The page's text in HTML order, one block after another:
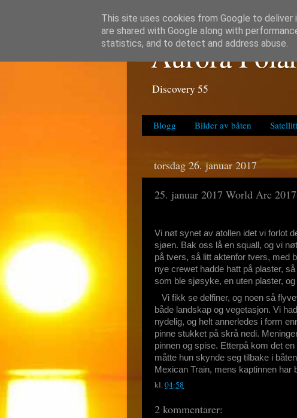
Aurora
Discovery 55
Blogg Bilder av båten
torsdag 26. januar 2017
25. januar 2017 World Arc
Vi nøt synet av atollen idet vi forlot
sjøen. Bak oss lå en squall, og vi
på tvers, så litt aktenfor tvers, med
nye crewet hadde hatt på plaster,
som ble sjøsyke, en uten plaster, og
Vi fikk se delfiner, og noen så
både landskap og vegetasjon. Vi
nydelig, og helt annerledes i form
pinne stukket på skrå nedi.
pinnen og spise. Etterpå kom det
måtte hun skynde seg tilbake i
Mexican Train, mens kaptinnen har
kl.04:58
2 kommentarer:
This site uses cookies from Google to
are shared with Google along with
statistics, and to detect and address abuse.